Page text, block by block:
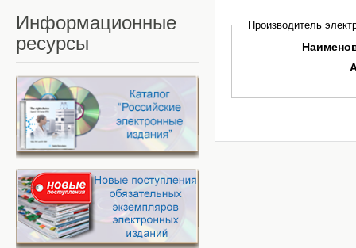
Производитель
Информационные
ресурсы